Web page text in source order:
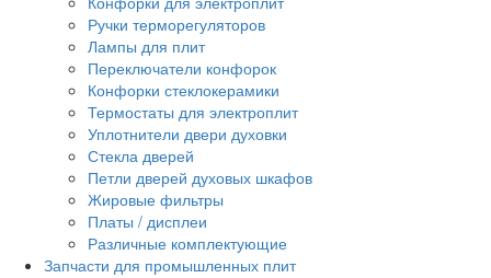
Ручки терморегуляторов
Лампы для плит
Переключатели конфорок
Конфорки стеклокерамики
Термостаты для электроплит
Уплотнители двери духовки
Стекла дверей
Петли дверей духовых шкафов
Жировые фильтры
Платы / дисплеи
Различные комплектующие
Запчасти для промышленных плит